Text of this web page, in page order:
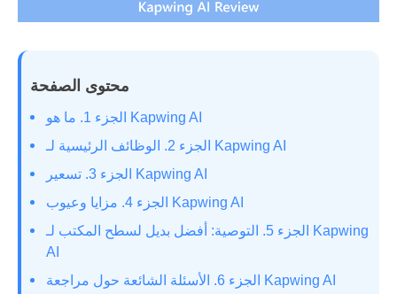
محتوى الصفحة
الجزء 1. ما هو Kapwing AI
الجزء 2. الوظائف الرئيسية لـ Kapwing AI
الجزء 3. تسعير Kapwing AI
الجزء 4. مزايا وعيوب Kapwing AI
الجزء 5. التوصية: أفضل بديل لسطح المكتب لـ Kapwing
AI
الجزء 6. الأسئلة الشائعة حول مراجعة Kapwing AI